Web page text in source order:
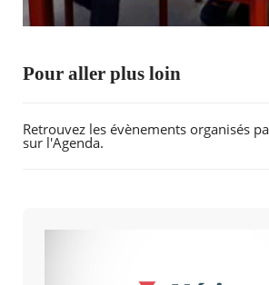
Pour aller plus loin
Retrouvez les évènements organisés
sur l'Agenda.